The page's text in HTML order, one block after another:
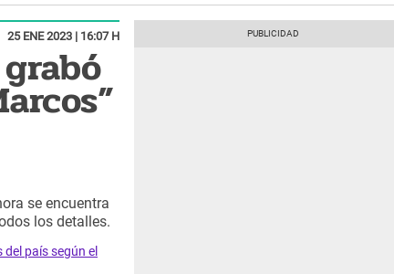
25 ENE 2023 | 16:07 H
se encuentra
los detalles.
del país según el